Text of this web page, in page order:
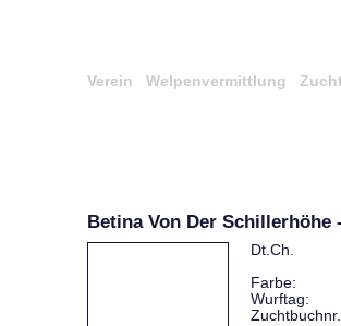
Verein Welpenvermittlung Zucht
Betina Von Der Schillerhöhe
Dt.Ch.
Farbe:
Wurftag: